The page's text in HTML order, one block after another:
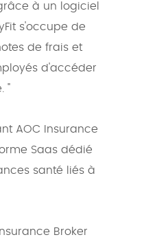
à un logiciel
s'occupe de
de frais et
d'accéder
"
AOC Insurance
Saas dédié
santé liés à
Broker